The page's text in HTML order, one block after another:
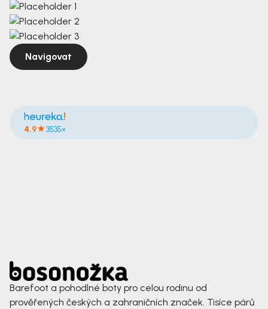
Navigovat
4.9 3535×
Barefoot a pohodlné boty pro celou rodinu od
prověřených českých a zahraničních značek. Tisíce párů